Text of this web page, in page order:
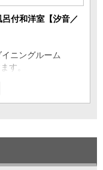
付和洋室【汐音／
ニングルーム
す。
付き。
がきセット、
ンディショナー、